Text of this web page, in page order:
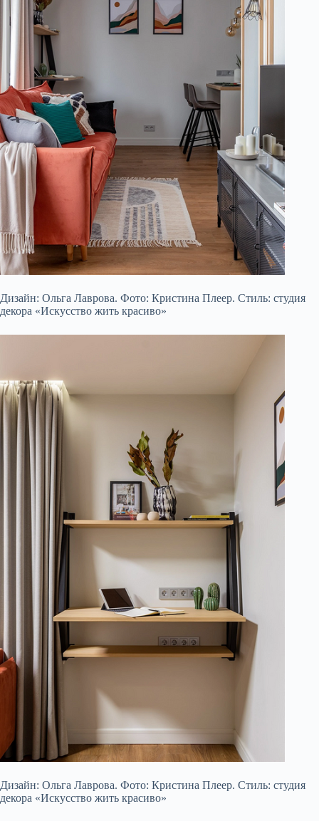
Дизайн: Ольга Лаврова. Фото: Кристина Плеер. Стиль: студия
декора «Искусство жить красиво»
Дизайн: Ольга Лаврова. Фото: Кристина Плеер. Стиль: студия
декора «Искусство жить красиво»